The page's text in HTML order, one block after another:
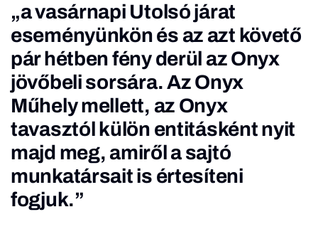
„a vasárnapi Utolsó járat
eseményünkön és az azt követő
pár hétben fény derül az Onyx
jövőbeli sorsára. Az Onyx
Műhely mellett, az Onyx
tavasztól külön entitásként nyit
majd meg, amiről a sajtó
munkatársait is értesíteni
fogjuk.”